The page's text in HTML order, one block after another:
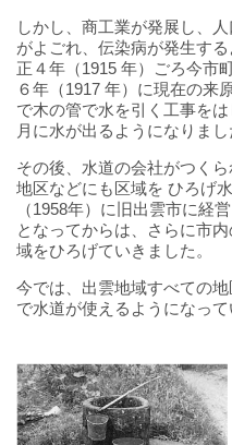
しかし、商工業が発展し、
がよごれ、伝染病が発生す
正４年（1915 年）ごろ今市
６年（1917 年）に現在の来
で木の管で水を引く工事を
月に水が出るようになりまし
その後、水道の会社がつく
地区などにも区域を ひろげ
（1958年）に旧出雲市に経
となってからは、さらに市
域をひろげていきました。
今では、出雲地域すべての
で水道が使えるようになって